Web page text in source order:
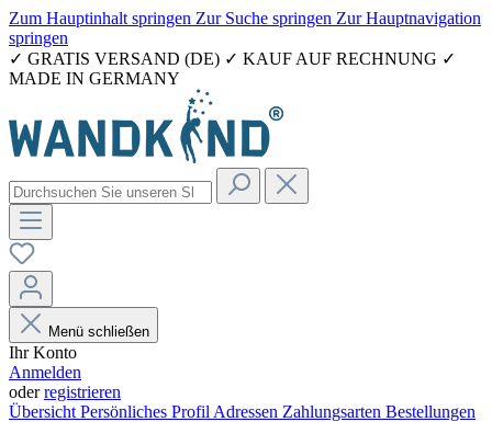
Zum Hauptinhalt springen Zur Suche springen Zur Hauptnavigation
springen
✓ GRATIS VERSAND (DE) ✓ KAUF AUF RECHNUNG ✓
MADE IN GERMANY
Menü schließen
Ihr Konto
Anmelden
oderregistrieren
Übersicht Persönliches Profil Adressen Zahlungsarten Bestellungen